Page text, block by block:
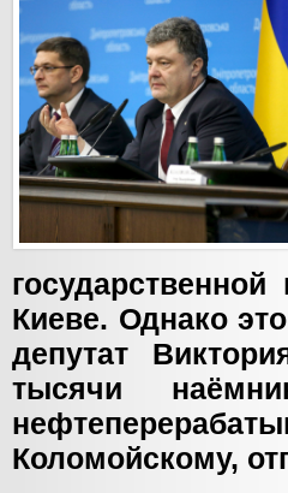
Киеве. Однако
депутат
тысячи
Коломойскому,